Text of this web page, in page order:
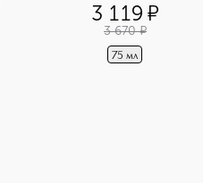
3 119 ¤
3 670 ¤
75 мл